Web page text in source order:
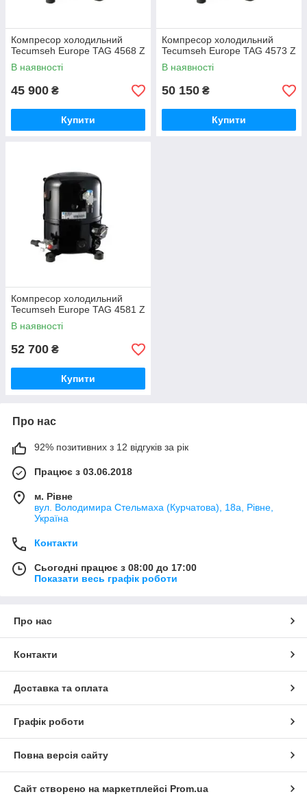
Компресор холодильний
Tecumseh Europe TAG 4568 Z
В наявності
45 900 ₴
Купити
Компресор холодильний
Tecumseh Europe TAG 4573 Z
В наявності
50 150 ₴
Купити
Компресор холодильний
Tecumseh Europe TAG 4581 Z
В наявності
52 700 ₴
Купити
Про нас
92% позитивних з 12 відгуків за рік
Працює з 03.06.2018
м. Рівне
вул. Володимира Стельмаха (Курчатова), 18а, Рівне,
Україна
Контакти
Сьогодні працює з 08:00 до 17:00
Показати весь графік роботи
Про нас
Контакти
Доставка та оплата
Графік роботи
Повна версія сайту
Сайт створено на маркетплейсі Prom.ua